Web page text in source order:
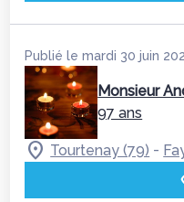
Publié le mardi 30 juin
Monsieur
97 ans
Tourtenay (79) -